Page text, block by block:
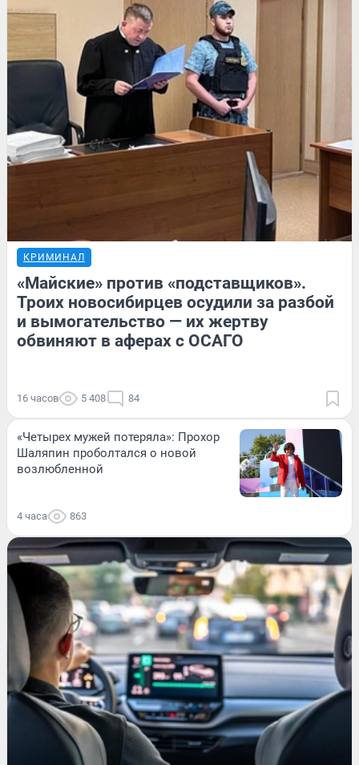
КРИМИНАЛ
«Майские» против «подставщиков».
Троих новосибирцев осудили за разбой
и вымогательство — их жертву
обвиняют в аферах с ОСАГО
16 часов 5 408 84
«Четырех мужей потеряла»: Прохор
Шаляпин проболтался о новой
возлюбленной
4 часа 863